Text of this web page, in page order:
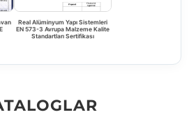
Real Alüminyum Yapı Sistemleri
EN 573-3 Avrupa Malzeme Kalite
Standartları Sertifikası